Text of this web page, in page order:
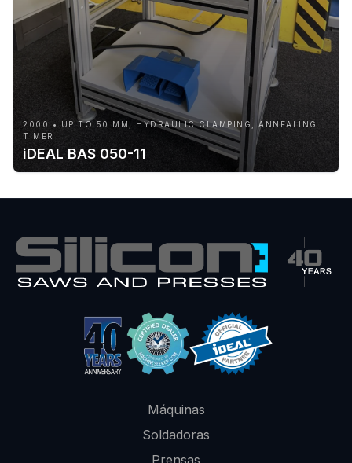
2000 • UP TO 50 MM, HYDRAULIC CLAMPING, ANNEALING
TIMER
iDEAL BAS 050-11
Máquinas
Soldadoras
Prensas